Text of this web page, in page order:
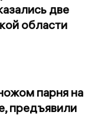
две
области
парня на
предъявили